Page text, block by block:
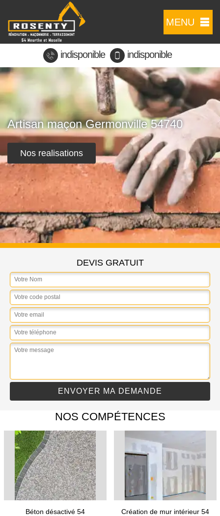
MENU
indisponible indisponible
Artisan maçon Germonville 54740
Nos realisations
DEVIS GRATUIT
NOS COMPÉTENCES
Béton désactivé 54 Création de mur intérieur 54